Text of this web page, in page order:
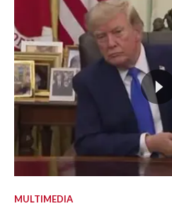
MULTIMEDIA